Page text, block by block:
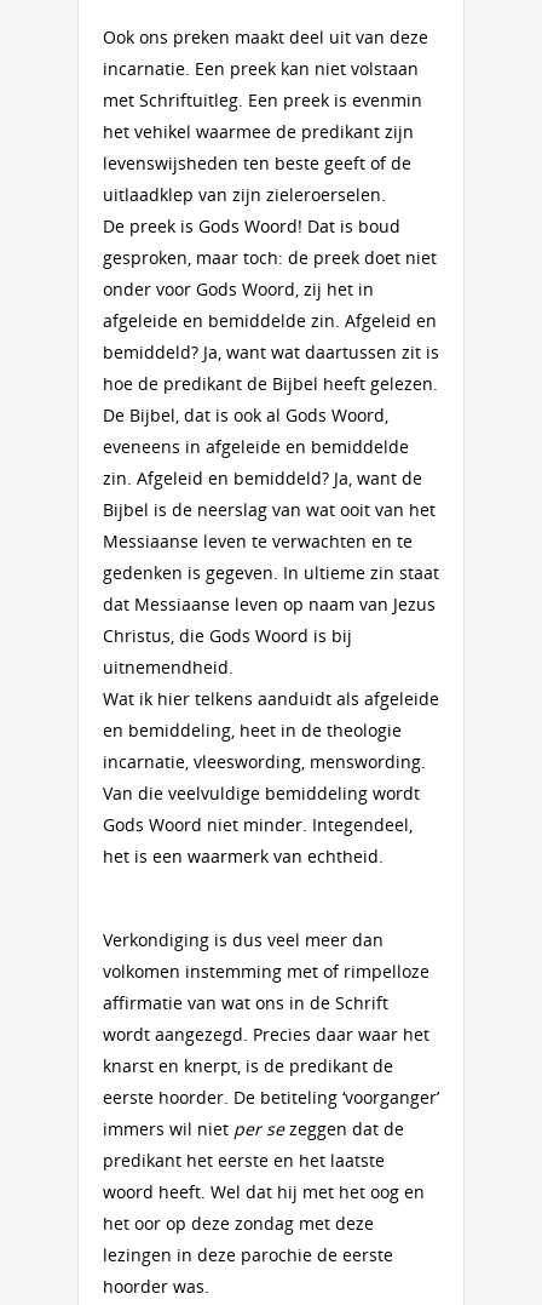
Ook ons preken maakt deel uit van deze
incarnatie. Een preek kan niet volstaan
met Schriftuitleg. Een preek is evenmin
het vehikel waarmee de predikant zijn
levenswijsheden ten beste geeft of de
uitlaadklep van zijn zieleroerselen.
De preek is Gods Woord! Dat is boud
gesproken, maar toch: de preek doet niet
onder voor Gods Woord, zij het in
afgeleide en bemiddelde zin. Afgeleid en
bemiddeld? Ja, want wat daartussen zit is
hoe de predikant de Bijbel heeft gelezen.
De Bijbel, dat is ook al Gods Woord,
eveneens in afgeleide en bemiddelde
zin. Afgeleid en bemiddeld? Ja, want de
Bijbel is de neerslag van wat ooit van het
Messiaanse leven te verwachten en te
gedenken is gegeven. In ultieme zin staat
dat Messiaanse leven op naam van Jezus
Christus, die Gods Woord is bij
uitnemendheid.
Wat ik hier telkens aanduidt als afgeleide
en bemiddeling, heet in de theologie
incarnatie, vleeswording, menswording.
Van die veelvuldige bemiddeling wordt
Gods Woord niet minder. Integendeel,
het is een waarmerk van echtheid.
Verkondiging is dus veel meer dan
volkomen instemming met of rimpelloze
affirmatie van wat ons in de Schrift
wordt aangezegd. Precies daar waar het
knarst en knerpt, is de predikant de
eerste hoorder. De betiteling ‘voorganger’
immers wil niet per sezeggen dat de
predikant het eerste en het laatste
woord heeft. Wel dat hij met het oog en
het oor op deze zondag met deze
lezingen in deze parochie de eerste
hoorder was.